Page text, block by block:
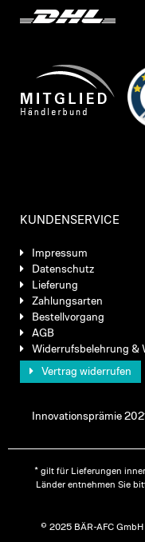
KUNDENSERVICE
Impressum
Datenschutz
Lieferung
Zahlungsarten
Bestellvorgang
AGB
Widerrufsbelehrung &
Vertrag widerrufen
Innovationsprämie
* gilt für Lieferungen
Länder entnehmen Sie
© 2025 BÄR-AFC